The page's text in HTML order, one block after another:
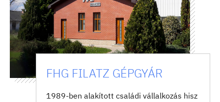
FHG FILATZ GÉPGYÁR
1989-ben alakított családi vállalkozás hisz